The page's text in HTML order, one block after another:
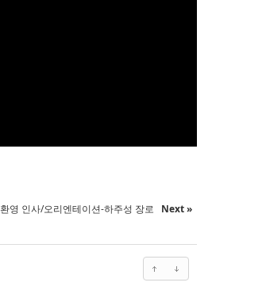
환영 인사/오리엔테이션-하주성 장로 Next »